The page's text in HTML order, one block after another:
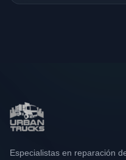
Especialistas en reparación